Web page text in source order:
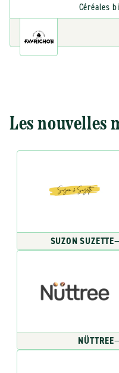
Céréales
Les nouvelles
SUZON SUZETTE
NÜTTREE